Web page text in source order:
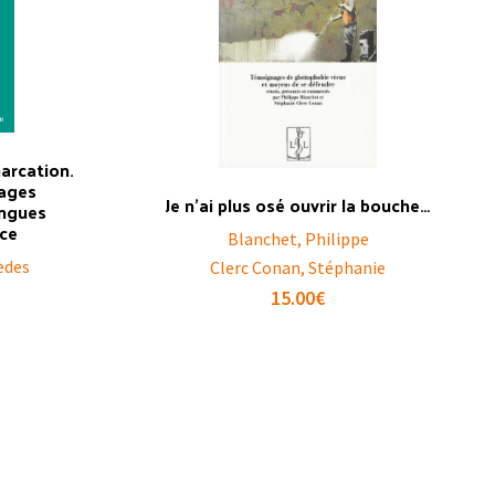
Je n’ai plus osé ouvrir la bouche…
Blanchet, Philippe
Clerc Conan, Stéphanie
15.00€